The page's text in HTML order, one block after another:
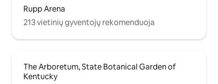
Rupp Arena
213 vietinių gyventojų rekomenduoja
The Arboretum, State Botanical Garden of
Kentucky